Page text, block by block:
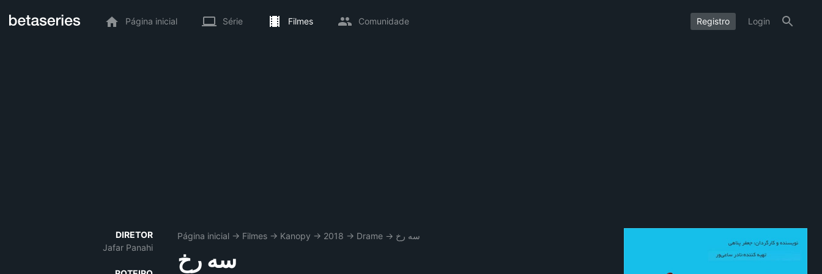
Página inicial Série Filmes Comunidade Registro Login
DIRETOR
Jafar Panahi
Página inicial → Filmes → Kanopy → 2018 → Drame → سه رخ
سه رخ